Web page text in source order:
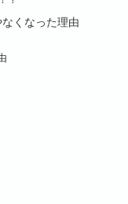
くなった理由